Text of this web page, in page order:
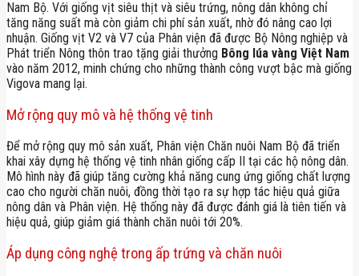
Nam Bộ. Với giống vịt siêu thịt và siêu trứng, nông dân không chỉ
tăng năng suất mà còn giảm chi phí sản xuất, nhờ đó nâng cao lợi
nhuận. Giống vịt V2 và V7 của Phân viện đã được Bộ Nông nghiệp và
Phát triển Nông thôn trao tặng giải thưởng Bông lúa vàng Việt Nam
vào năm 2012, minh chứng cho những thành công vượt bậc mà giống
Vigova mang lại.
Mở rộng quy mô và hệ thống vệ tinh
Để mở rộng quy mô sản xuất, Phân viện Chăn nuôi Nam Bộ đã triển
khai xây dựng hệ thống vệ tinh nhân giống cấp II tại các hộ nông dân.
Mô hình này đã giúp tăng cường khả năng cung ứng giống chất lượng
cao cho người chăn nuôi, đồng thời tạo ra sự hợp tác hiệu quả giữa
nông dân và Phân viện. Hệ thống này đã được đánh giá là tiên tiến và
hiệu quả, giúp giảm giá thành chăn nuôi tới 20%.
Áp dụng công nghệ trong ấp trứng và chăn nuôi